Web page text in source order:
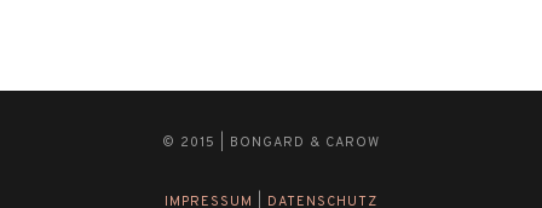
© 2015 | BONGARD & CAROW
IMPRESSUM DATENSCHUTZ